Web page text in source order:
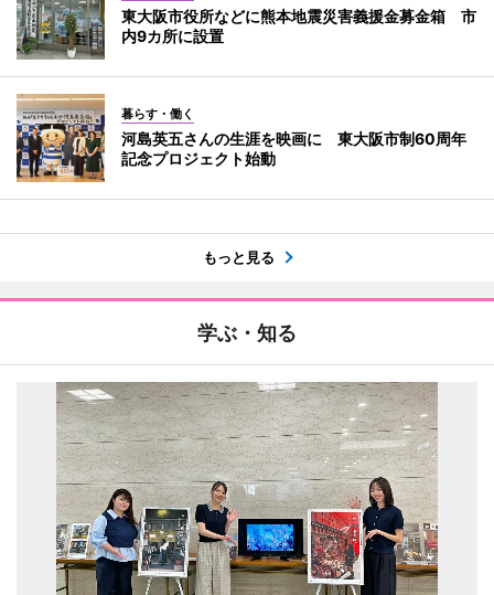
東大阪市役所などに熊本地震災害義援金募金箱 市
内9カ所に設置
暮らす・働く
河島英五さんの生涯を映画に 東大阪市制60周年
記念プロジェクト始動
もっと見る
学ぶ・知る